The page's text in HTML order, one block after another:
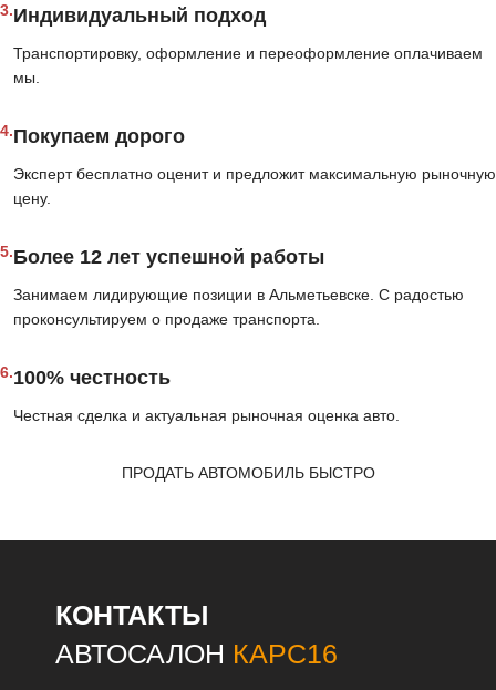
3.Индивидуальный подход
Транспортировку, оформление и переоформление оплачиваем
мы.
4.Покупаем дорого
Эксперт бесплатно оценит и предложит максимальную рыночную
цену.
5.Более 12 лет успешной работы
Занимаем лидирующие позиции в Альметьевске. С радостью
проконсультируем о продаже транспорта.
6.100% честность
Честная сделка и актуальная рыночная оценка авто.
ПРОДАТЬ АВТОМОБИЛЬ БЫСТРО
КОНТАКТЫ
АВТОСАЛОН КАРС16